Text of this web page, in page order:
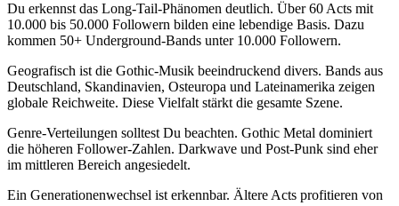
Du erkennst das Long-Tail-Phänomen deutlich. Über 60 Acts mit
10.000 bis 50.000 Followern bilden eine lebendige Basis. Dazu
kommen 50+ Underground-Bands unter 10.000 Followern.
Geografisch ist die Gothic-Musik beeindruckend divers. Bands aus
Deutschland, Skandinavien, Osteuropa und Lateinamerika zeigen
globale Reichweite. Diese Vielfalt stärkt die gesamte Szene.
Genre-Verteilungen solltest Du beachten. Gothic Metal dominiert
die höheren Follower-Zahlen. Darkwave und Post-Punk sind eher
im mittleren Bereich angesiedelt.
Ein Generationenwechsel ist erkennbar. Ältere Acts profitieren von